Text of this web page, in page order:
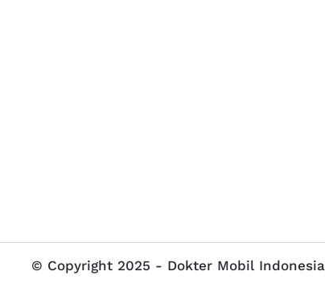
© Copyright 2025 - Dokter Mobil Indonesia